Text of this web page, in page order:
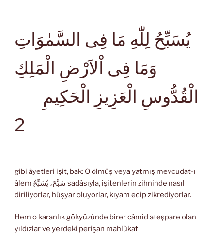
يُسَبِّحُ لِلّٰهِ مَا فِى السَّمٰوَاتِ
وَمَا فِى اْلاَرْضِ الْمَلِكِ
الْقُدُّوسِ الْعَزِيزِ الْحَكِيمِ
2
gibi âyetleri işit, bak: O ölmüş veya yatmış mevcudat-ı
âlem سَبَّحَ، يُسَبِّحُ sadâsıyla, işitenlerin zihninde nasıl
diriliyorlar, hüşyar oluyorlar, kıyam edip zikrediyorlar.
Hem o karanlık gökyüzünde birer câmid ateşpare olan
yıldızlar ve yerdeki perişan mahlûkat